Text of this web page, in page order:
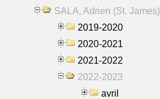
SALA, Adrien (St. James)
2019-2020
2020-2021
2021-2022
2022-2023
avril